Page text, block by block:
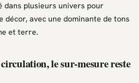
dans plusieurs univers pour
décor, avec une dominante de tons
et terre.
le sur-mesure reste